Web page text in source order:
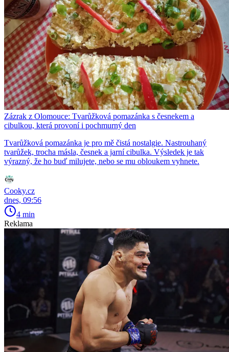
Zázrak z Olomouce: Tvarůžková pomazánka s česnekem a
cibulkou, která provoní i pochmurný den
Tvarůžková pomazánka je pro mě čistá nostalgie. Nastrouhaný
tvarůžek, trocha másla, česnek a jarní cibulka. Výsledek je tak
výrazný, že ho buď milujete, nebo se mu obloukem vyhnete.
Cooky.cz
dnes, 09:56
4 min
Reklama